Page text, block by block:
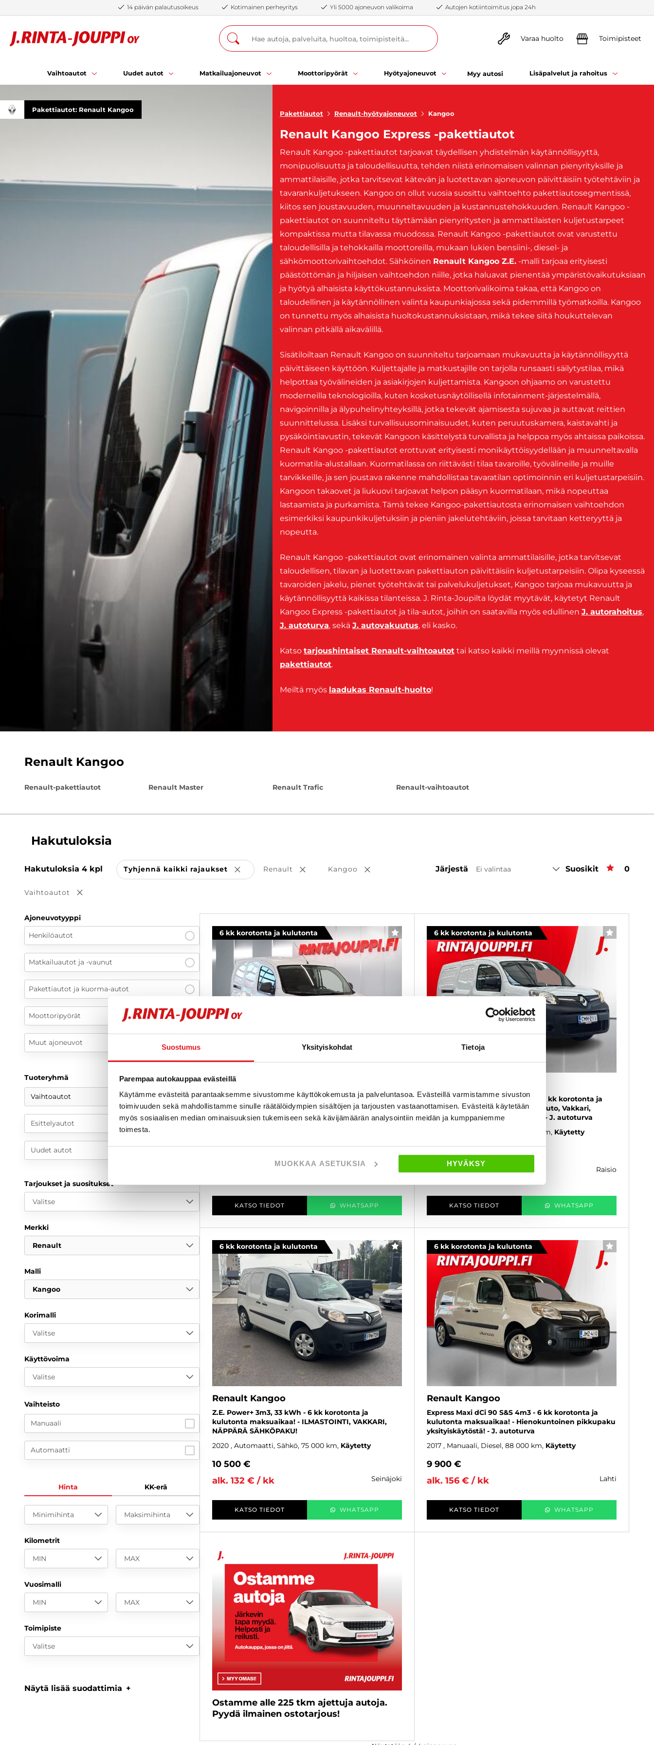
Suostumus Yksityiskohdat Tietoja
Parempaa autokauppaa evästeillä
Käytämme evästeitä parantaaksemme sivustomme käyttökokemusta ja palveluntasoa. Evästeillä varmistamme sivuston
toimivuuden sekä mahdollistamme sinulle räätälöidympien sisältöjen ja tarjousten vastaanottamisen. Evästeitä käytetään
myös sosiaalisen median ominaisuuksien tukemiseen sekä kävijämäärän analysointiin meidän ja kumppaniemme
toimesta.
MUOKKAA ASETUKSIA HYVÄKSY
14 päivän palautusoikeus Kotimainen perheyritys Yli 5000 ajoneuvon valikoima Autojen kotiintoimitus jopa 24h
Varaa huolto Toimipisteet
Vaihtoautot Uudet autot Matkailuajoneuvot Moottoripyörät Hyötyajoneuvot Myy autosi Lisäpalvelut ja rahoitus
Pakettiautot: Renault Kangoo
Pakettiautot Renault-hyötyajoneuvot Kangoo
Renault Kangoo Express -pakettiautot
Renault Kangoo -pakettiautot tarjoavat täydellisen yhdistelmän käytännöllisyyttä,
monipuolisuutta ja taloudellisuutta, tehden niistä erinomaisen valinnan pienyrityksille ja
ammattilaisille, jotka tarvitsevat kätevän ja luotettavan ajoneuvon päivittäisiin työtehtäviin ja
tavarankuljetukseen. Kangoo on ollut vuosia suosittu vaihtoehto pakettiautosegmentissä,
kiitos sen joustavuuden, muunneltavuuden ja kustannustehokkuuden. Renault Kangoo -
pakettiautot on suunniteltu täyttämään pienyritysten ja ammattilaisten kuljetustarpeet
kompaktissa mutta tilavassa muodossa. Renault Kangoo -pakettiautot ovat varustettu
taloudellisilla ja tehokkailla moottoreilla, mukaan lukien bensiini-, diesel- ja
sähkömoottorivaihtoehdot. Sähköinen Renault Kangoo Z.E. -malli tarjoaa erityisesti
päästöttömän ja hiljaisen vaihtoehdon niille, jotka haluavat pienentää ympäristövaikutuksiaan
ja hyötyä alhaisista käyttökustannuksista. Moottorivalikoima takaa, että Kangoo on
taloudellinen ja käytännöllinen valinta kaupunkiajossa sekä pidemmillä työmatkoilla. Kangoo
on tunnettu myös alhaisista huoltokustannuksistaan, mikä tekee siitä houkuttelevan
valinnan pitkällä aikavälillä.
Sisätiloiltaan Renault Kangoo on suunniteltu tarjoamaan mukavuutta ja käytännöllisyyttä
päivittäiseen käyttöön. Kuljettajalle ja matkustajille on tarjolla runsaasti säilytystilaa, mikä
helpottaa työvälineiden ja asiakirjojen kuljettamista. Kangoon ohjaamo on varustettu
moderneilla teknologioilla, kuten kosketusnäytöllisellä infotainment-järjestelmällä,
navigoinnilla ja älypuhelinyhteyksillä, jotka tekevät ajamisesta sujuvaa ja auttavat reittien
suunnittelussa. Lisäksi turvallisuusominaisuudet, kuten peruutuskamera, kaistavahti ja
pysäköintiavustin, tekevät Kangoon käsittelystä turvallista ja helppoa myös ahtaissa paikoissa.
Renault Kangoo -pakettiautot erottuvat erityisesti monikäyttöisyydellään ja muunneltavalla
kuormatila-alustallaan. Kuormatilassa on riittävästi tilaa tavaroille, työvälineille ja muille
tarvikkeille, ja sen joustava rakenne mahdollistaa tavaratilan optimoinnin eri kuljetustarpeisiin.
Kangoon takaovet ja liukuovi tarjoavat helpon pääsyn kuormatilaan, mikä nopeuttaa
lastaamista ja purkamista. Tämä tekee Kangoo-pakettiautosta erinomaisen vaihtoehdon
esimerkiksi kaupunkikuljetuksiin ja pieniin jakelutehtäviin, joissa tarvitaan ketteryyttä ja
nopeutta.
Renault Kangoo -pakettiautot ovat erinomainen valinta ammattilaisille, jotka tarvitsevat
taloudellisen, tilavan ja luotettavan pakettiauton päivittäisiin kuljetustarpeisiin. Olipa kyseessä
tavaroiden jakelu, pienet työtehtävät tai palvelukuljetukset, Kangoo tarjoaa mukavuutta ja
käytännöllisyyttä kaikissa tilanteissa. J. Rinta-Joupilta löydät myytävät, käytetyt Renault
Kangoo Express -pakettiautot ja tila-autot, joihin on saatavilla myös edullinen J. autorahoitus,
J. autoturva, sekä J. autovakuutus, eli kasko.
Katso tarjoushintaiset Renault-vaihtoautot tai katso kaikki meillä myynnissä olevat
pakettiautot.
Meiltä myös laadukas Renault-huolto!
Renault Kangoo
Renault-pakettiautot Renault Master Renault Trafic Renault-vaihtoautot
Hakutuloksia
Hakutuloksia 4 kpl Tyhjennä kaikki rajaukset Poista valinta
Renault Poista valinta
Kangoo Poista valinta
Vaihtoautot Poista valinta
Järjestä Ei valintaa Suosikit 0
Ajoneuvotyyppi
Henkilöautot
Matkailuautot ja -vaunut
Pakettiautot ja kuorma-autot
Moottoripyörät
Muut ajoneuvot
Tuoteryhmä
Vaihtoautot
Esittelyautot
Uudet autot
Tarjoukset ja suositukset
Valitse
Merkki
Renault
Malli
Kangoo
Korimalli
Valitse
Käyttövoima
Valitse
Vaihteisto
Manuaali
Automaatti
Hinta KK-erä
Minimihinta Maksimihinta
Kilometrit
MIN MAX
Vuosimalli
MIN MAX
Toimipiste
Valitse
Näytä lisää suodattimia
6 kk korotonta ja kulutonta SUOSIKKI
Renault Kangoo
Express Maxi dCi 90 S&S 4m3 - 6 kk korotonta ja
kulutonta maksuaikaa! - Suomi-auto, Läpi juostava,
Peruutus tutka, Ilmastointi ja Kahdet renkaat - J.
9 280 €
lappeenranta
KATSO TIEDOT WHATSAPP
6 kk korotonta ja kulutonta SUOSIKKI
Z.E. Power+ Maxi 4m3, 33 kWh - 6 kk korotonta ja
kulutonta maksuaikaa! - Suomi-auto, Vakkari,
Ilmastointi, Ruostesuojattu, Navi - J. autoturva
, Automaatti, Sähkö, 82 000 km Käytetty
9 990 €
alk. 157 € / kk
raisio
KATSO TIEDOT WHATSAPP
6 kk korotonta ja kulutonta SUOSIKKI
Renault Kangoo
Z.E. Power+ 3m3, 33 kWh - 6 kk korotonta ja
kulutonta maksuaikaa! - ILMASTOINTI, VAKKARI,
NÄPPÄRÄ SÄHKÖPAKU!
2020 , Automaatti, Sähkö, 75 000 km Käytetty
10 500 €
alk. 132 € / kk
seinäjoki
KATSO TIEDOT WHATSAPP
6 kk korotonta ja kulutonta SUOSIKKI
Renault Kangoo
Express Maxi dCi 90 S&S 4m3 - 6 kk korotonta ja
kulutonta maksuaikaa! - Hienokuntoinen pikkupaku
yksityiskäytöstä! - J. autoturva
2017 , Manuaali, Diesel, 88 000 km Käytetty
9 900 €
alk. 156 € / kk
lahti
KATSO TIEDOT WHATSAPP
Ostamme alle 225 tkm ajettuja autoja.
Pyydä ilmainen ostotarjous!